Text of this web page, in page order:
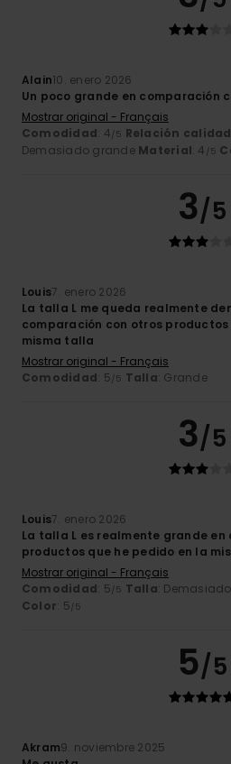
Alain10. enero 2026
Un poco grande en comparación
Mostrar original - Français
Comodidad: 4/5 Relación
Demasiado grande Material: 4 /5
3/5
Louis7. enero 2026
La talla L me queda realmente
comparación con otros productos
misma talla
Mostrar original - Français
Comodidad: 5/5 Talla: Grande
3/5
Louis7. enero 2026
La talla L es realmente grande
productos que he pedido en la
Mostrar original - Français
Comodidad: 5/5 Talla:
Color: 5/5
5/5
Akram9. noviembre 2025